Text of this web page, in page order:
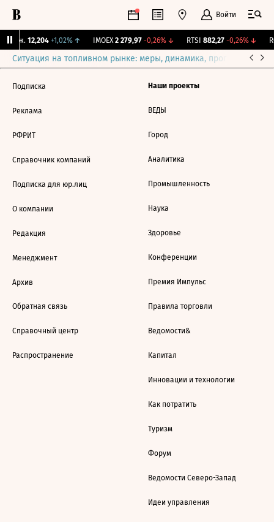
Войти
Бирж. 12,204 +1,02%↑ IMOEX 2 279,97 -0,26%↓ RTSI 882,27 -0,26%↓
Ситуация на топливном рынке: меры, динамика, прогнозы
Подписка
Реклама
РФРИТ
Справочник компаний
Подписка для юр.лиц
О компании
Редакция
Менеджмент
Архив
Обратная связь
Справочный центр
Распространение
Наши проекты
ВЕДЫ
Город
Аналитика
Промышленность
Наука
Здоровье
Конференции
Премия Импульс
Правила торговли
Ведомости&
Капитал
Инновации и технологии
Как потратить
Туризм
Форум
Ведомости Северо-Запад
Идеи управления